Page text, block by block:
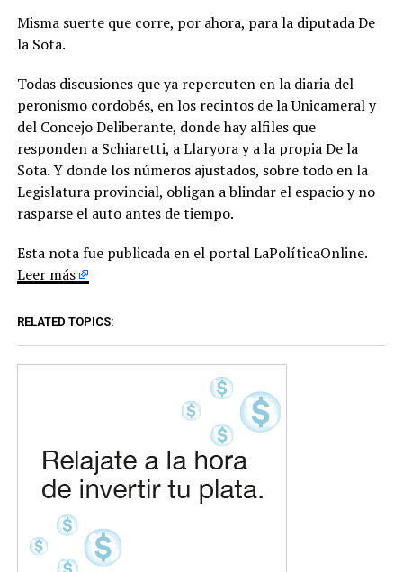
Misma suerte que corre, por ahora, para la diputada De
la Sota.
Todas discusiones que ya repercuten en la diaria del
peronismo cordobés, en los recintos de la Unicameral y
del Concejo Deliberante, donde hay alfiles que
responden a Schiaretti, a Llaryora y a la propia De la
Sota. Y donde los números ajustados, sobre todo en la
Legislatura provincial, obligan a blindar el espacio y no
rasparse el auto antes de tiempo.
Esta nota fue publicada en el portal LaPolíticaOnline.
Leer más
RELATED TOPICS: